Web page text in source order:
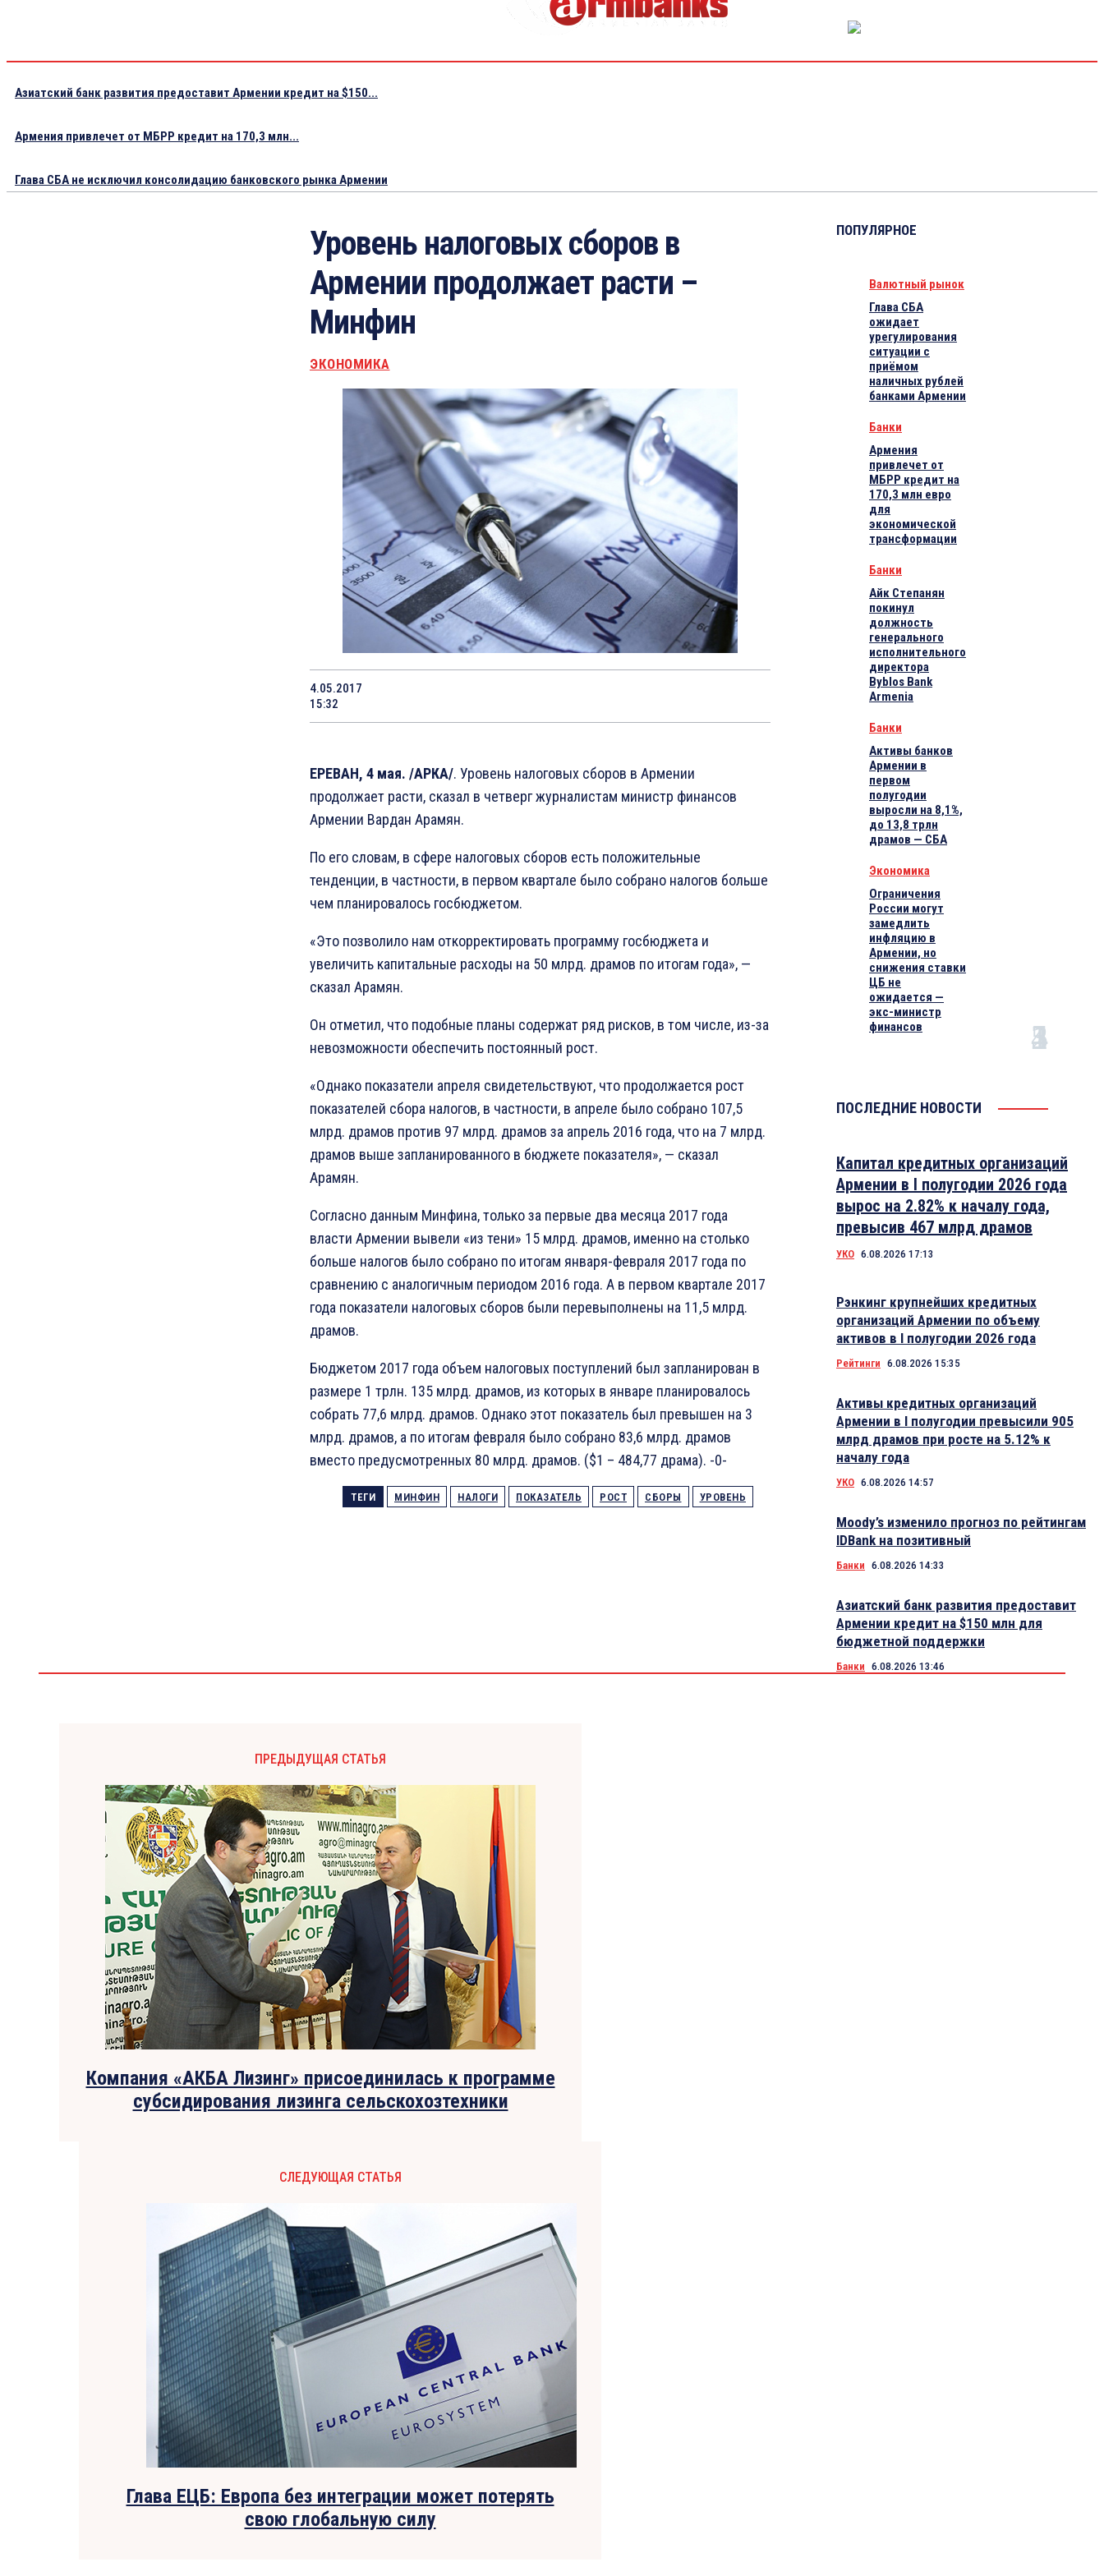
Азиатский банк развития предоставит Армении кредит на $150...
Армения привлечет от МБРР кредит на 170,3 млн...
Глава СБА не исключил консолидацию банковского рынка Армении
Уровень налоговых сборов в
Армении продолжает расти –
Минфин
ЭКОНОМИКА
4.05.2017
15:32
ЕРЕВАН, 4 мая. /АРКА/. Уровень налоговых сборов в Армении
продолжает расти, сказал в четверг журналистам министр финансов
Армении Вардан Арамян.
По его словам, в сфере налоговых сборов есть положительные
тенденции, в частности, в первом квартале было собрано налогов больше
чем планировалось госбюджетом.
«Это позволило нам откорректировать программу госбюджета и
увеличить капитальные расходы на 50 млрд. драмов по итогам года», —
сказал Арамян.
Он отметил, что подобные планы содержат ряд рисков, в том числе, из-за
невозможности обеспечить постоянный рост.
«Однако показатели апреля свидетельствуют, что продолжается рост
показателей сбора налогов, в частности, в апреле было собрано 107,5
млрд. драмов против 97 млрд. драмов за апрель 2016 года, что на 7 млрд.
драмов выше запланированного в бюджете показателя», — сказал
Арамян.
Согласно данным Минфина, только за первые два месяца 2017 года
власти Армении вывели «из тени» 15 млрд. драмов, именно на столько
больше налогов было собрано по итогам января-февраля 2017 года по
сравнению с аналогичным периодом 2016 года. А в первом квартале 2017
года показатели налоговых сборов были перевыполнены на 11,5 млрд.
драмов.
Бюджетом 2017 года объем налоговых поступлений был запланирован в
размере 1 трлн. 135 млрд. драмов, из которых в январе планировалось
собрать 77,6 млрд. драмов. Однако этот показатель был превышен на 3
млрд. драмов, а по итогам февраля было собрано 83,6 млрд. драмов
вместо предусмотренных 80 млрд. драмов. ($1 – 484,77 драма). -0-
ТЕГИ МИНФИН НАЛОГИ ПОКАЗАТЕЛЬ РОСТ СБОРЫ УРОВЕНЬ
ПОПУЛЯРНОЕ
Валютный рынок
Глава СБА
ожидает
урегулирования
ситуации с
приёмом
наличных рублей
банками Армении
Банки
Армения
привлечет от
МБРР кредит на
170,3 млн евро
для
экономической
трансформации
Банки
Айк Степанян
покинул
должность
генерального
исполнительного
директора
Byblos Bank
Armenia
Банки
Активы банков
Армении в
первом
полугодии
выросли на 8,1%,
до 13,8 трлн
драмов — СБА
Экономика
Ограничения
России могут
замедлить
инфляцию в
Армении, но
снижения ставки
ЦБ не
ожидается —
экс-министр
финансов
ПОСЛЕДНИЕ НОВОСТИ
Капитал кредитных организаций
Армении в I полугодии 2026 года
вырос на 2.82% к началу года,
превысив 467 млрд драмов
УКО 6.08.2026 17:13
Рэнкинг крупнейших кредитных
организаций Армении по объему
активов в I полугодии 2026 года
Рейтинги 6.08.2026 15:35
Активы кредитных организаций
Армении в I полугодии превысили 905
млрд драмов при росте на 5.12% к
началу года
УКО 6.08.2026 14:57
Moody’s изменило прогноз по рейтингам
IDBank на позитивный
Банки 6.08.2026 14:33
Азиатский банк развития предоставит
Армении кредит на $150 млн для
бюджетной поддержки
Банки 6.08.2026 13:46
ПРЕДЫДУЩАЯ СТАТЬЯ
Компания «АКБА Лизинг» присоединилась к программе
субсидирования лизинга сельскохозтехники
СЛЕДУЮЩАЯ СТАТЬЯ
Глава ЕЦБ: Европа без интеграции может потерять
свою глобальную силу